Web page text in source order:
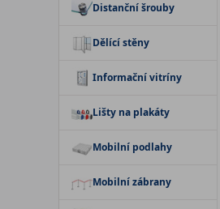
Distanční šrouby
Dělící stěny
Informační vitríny
Lišty na plakáty
Mobilní podlahy
Mobilní zábrany